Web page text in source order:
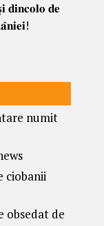
𝐝𝐢𝐧𝐜𝐨𝐥𝐨 𝐝𝐞
numit
ciobanii
obsedat de